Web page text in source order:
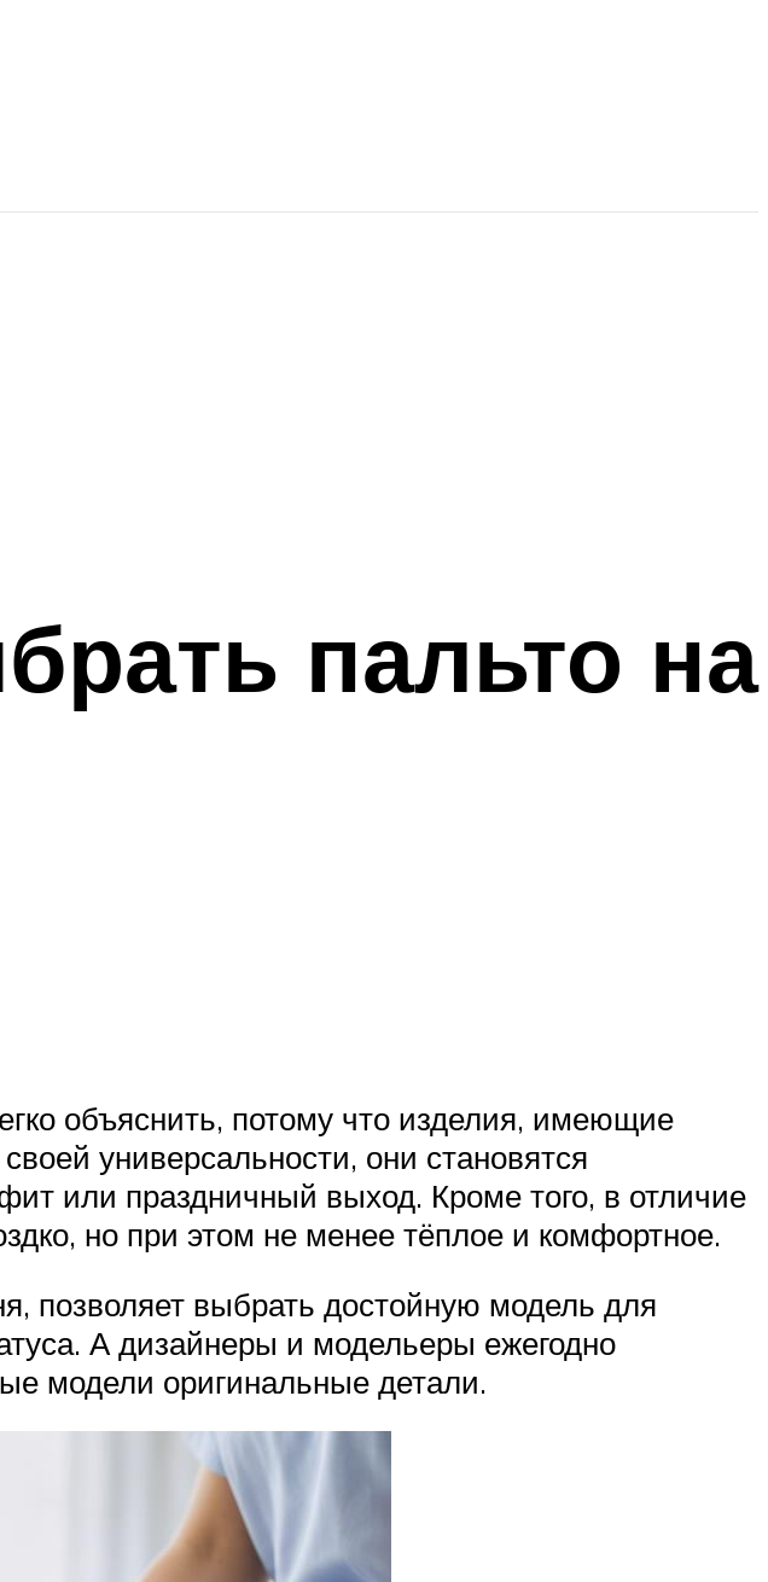
пальто на
объяснить, потому что изделия, имеющие
универсальности, они становятся
или праздничный выход. Кроме того, в отличие
но при этом не менее тёплое и комфортное.
позволяет выбрать достойную модель для
А дизайнеры и модельеры ежегодно
модели оригинальные детали.